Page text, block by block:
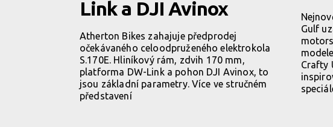
Link a DJI Avinox
Atherton Bikes zahajuje předprodej
očekávaného celoodpruženého elektrokola
S.170E. Hliníkový rám, zdvih 170 mm,
platforma DW-Link a pohon DJI Avinox, to
jsou základní parametry. Více ve stručném
představení
Gulf
Crafty